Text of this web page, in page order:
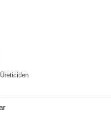
Üreticiden